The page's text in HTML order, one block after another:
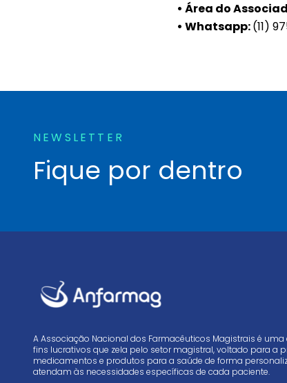
• Área do
• Whatsapp:(11)
NEWSLETTER
Fique por dentro
A Associação Nacional dos Farmacêuticos Magistrais é
fins lucrativos que zela pelo setor magistral, voltado para a
medicamentos e produtos para a saúde de forma
atendam às necessidades específicas de cada paciente.